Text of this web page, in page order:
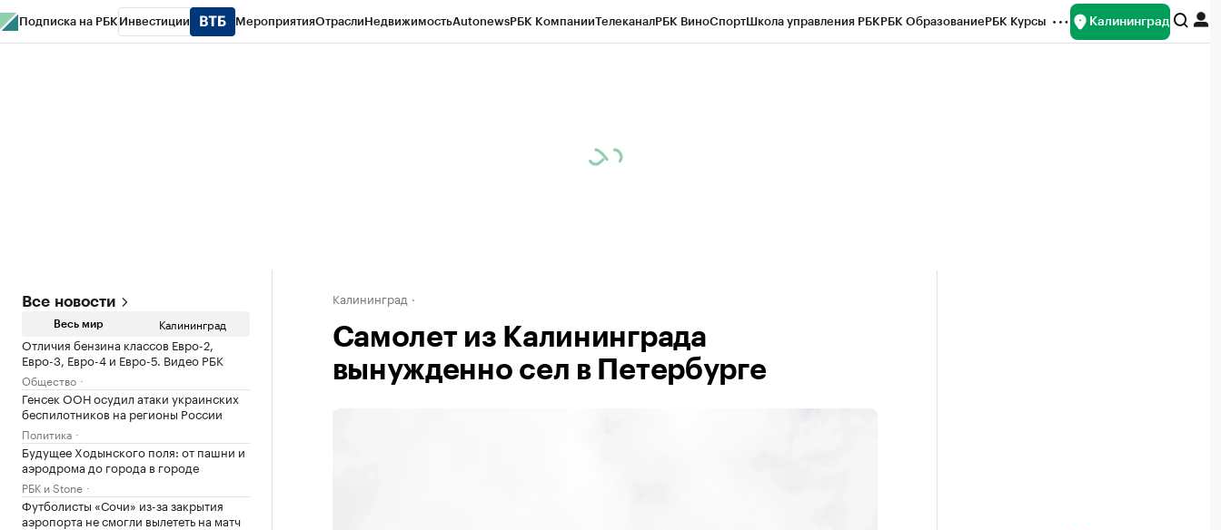
Подписка на РБК Инвестиции МероприятияОтраслиНедвижимостьAutonewsРБК КомпанииТелеканалРБК ВиноСпортШкола управления РБКРБК ОбразованиеРБК Курсы Калининград
Все новости
Весь мир Калининград
Отличия бензина классов Евро-2,
Евро-3, Евро-4 и Евро-5. Видео РБК
Общество
Генсек ООН осудил атаки украинских
беспилотников на регионы России
Политика
Будущее Ходынского поля: от пашни и
аэродрома до города в городе
РБК и Stone
Футболисты «Сочи» из-за закрытия
аэропорта не смогли вылететь на матч
Калининград
Самолет из Калининграда
вынужденно сел в Петербурге